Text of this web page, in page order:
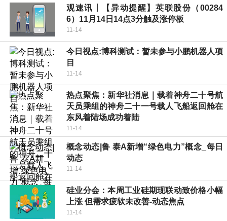
观速讯丨【异动提醒】英联股份（00284
6）11月14日14点3分触及涨停板
11-14
今日视点:博科测试：暂未参与小鹏机器人项
目
11-14
热点聚焦：新华社消息｜载着神舟二十号航
天员乘组的神舟二十一号载人飞船返回舱在
东风着陆场成功着陆
11-14
概念动态|鲁 泰A新增“绿色电力”概念_每日
动态
11-14
硅业分会：本周工业硅期现联动致价格小幅
上涨 但需求疲软未改善-动态焦点
11-14